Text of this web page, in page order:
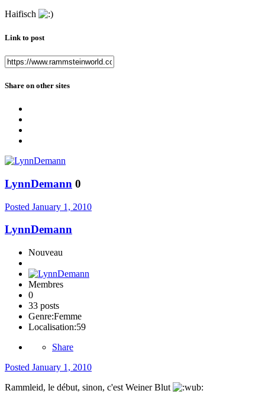
Haifisch
Link to post
Share on other sites
LynnDemann 0
Posted January 1, 2010
LynnDemann
Nouveau
Membres
0
33 posts
Genre:Femme
Localisation:59
Share
Posted January 1, 2010
Rammleid, le début, sinon, c'est Weiner Blut